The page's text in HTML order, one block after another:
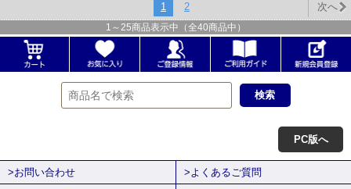
1 2 次へ
1 ～ 25商品表示中（全40商品中）
PC版へ
>お問い合わせ >よくあるご質問